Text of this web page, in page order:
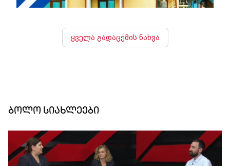
ყველა გადაცემის ნახვა
ბოლო სიახლეები